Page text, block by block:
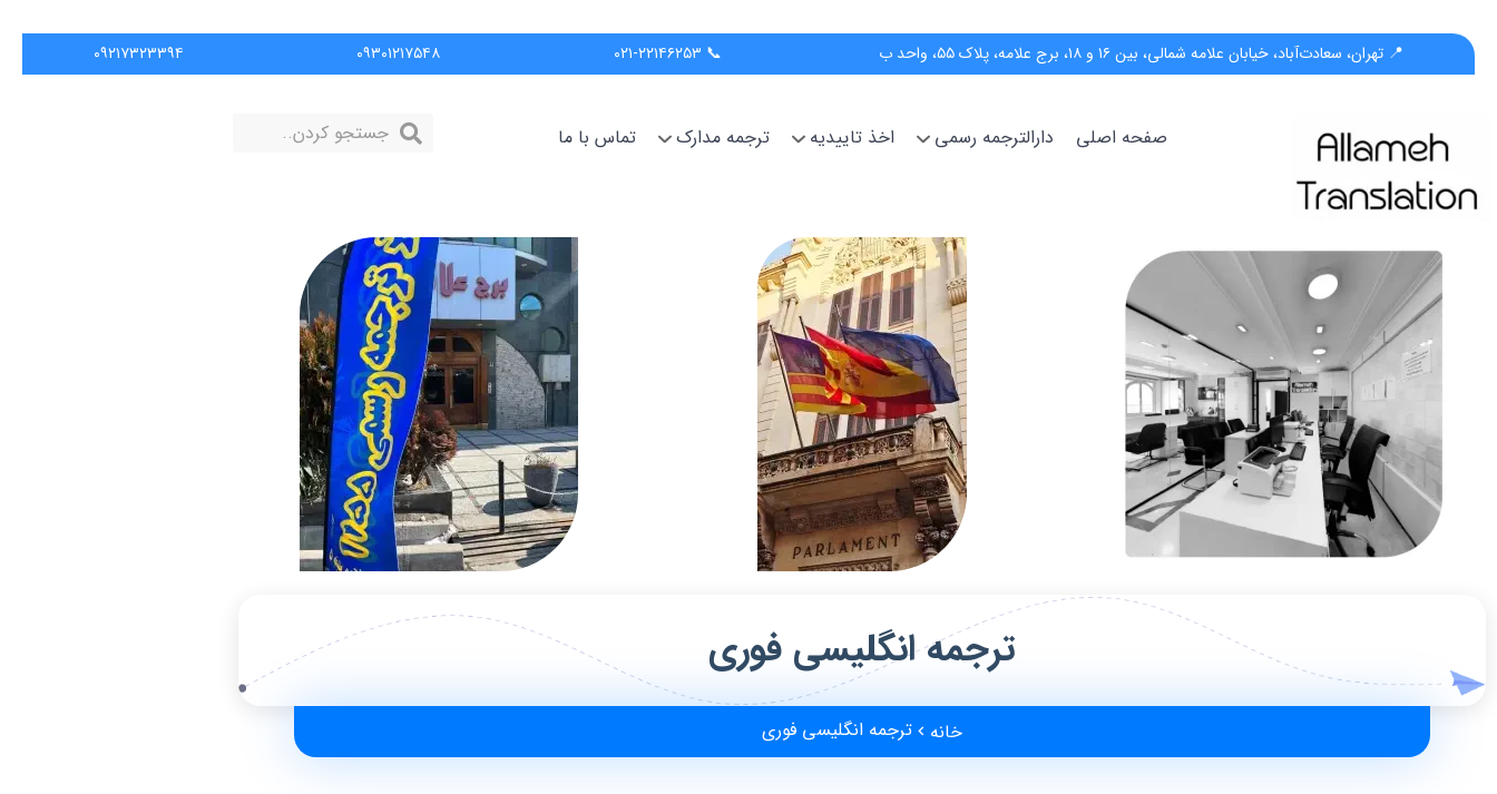
📍 تهران، سعادت‌آباد، خیابان علامه شمالی، بین ۱۶ و ۱۸، برج علامه، پلاک ۵۵، واحد ب 📞 ۰۲۱-۲۲۱۴۶۲۵۳ ۰۹۳۰۱۲۱۷۵۴۸ ۰۹۲۱۷۳۲۳۳۹۴
صفحه اصلی دارالترجمه رسمی اخذ تاییدیه ترجمه مدارک تماس با ما
ترجمه انگلیسی فوری
خانه ترجمه انگلیسی فوری